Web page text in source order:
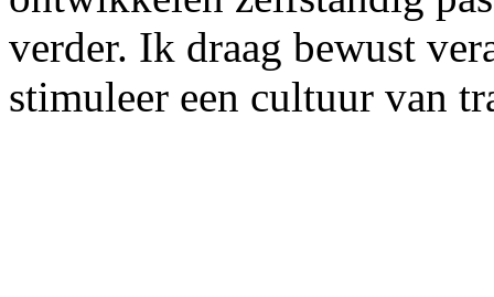
verder. Ik draag bewust
stimuleer een cultuur van